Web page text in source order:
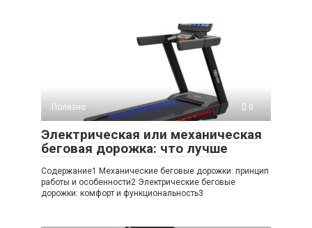
Полезно 0
Электрическая или механическая
беговая дорожка: что лучше
Содержание1 Механические беговые дорожки: принцип
работы и особенности2 Электрические беговые
дорожки: комфорт и функциональность3